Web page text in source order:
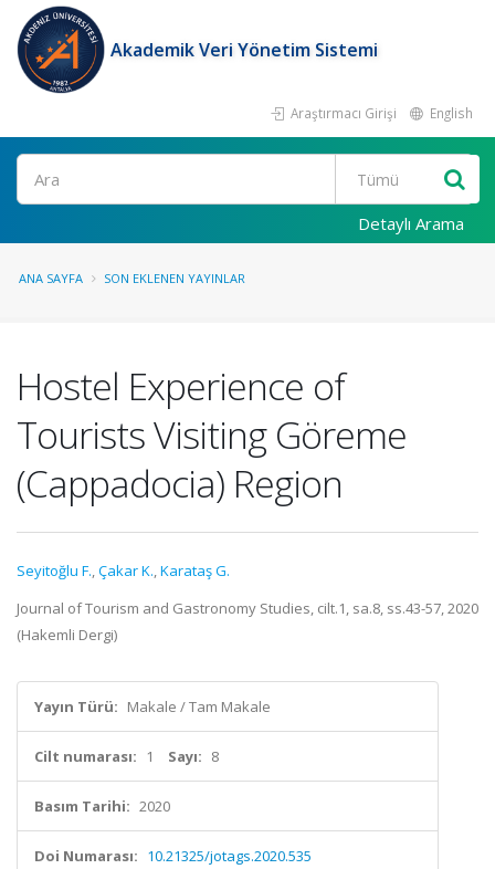
Akademik Veri Yönetim Sistemi
Araştırmacı Girişi English
Ara
Detaylı Arama
ANA SAYFA SON EKLENEN YAYINLAR
Hostel Experience of
Tourists Visiting Göreme
(Cappadocia) Region
Seyitoğlu F.,Çakar K.,Karataş G.
Journal of Tourism and Gastronomy Studies, cilt.1, sa.8, ss.43-57, 2020
(Hakemli Dergi)
Yayın Türü: Makale / Tam Makale
Cilt numarası: 1 Sayı: 8
Basım Tarihi: 2020
Doi Numarası: 10.21325/jotags.2020.535